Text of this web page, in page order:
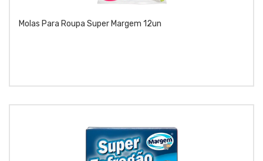
Molas Para Roupa Super Margem 12un